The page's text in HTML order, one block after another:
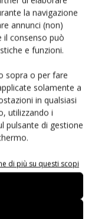
la navigazione
annunci (non)
il consenso può
e funzioni.
sopra o per fare
solamente a
in qualsiasi
utilizzando i
pulsante di gestione
di più su questi scopi
– Hormuz,
risking dei
maggio –
TSMC e